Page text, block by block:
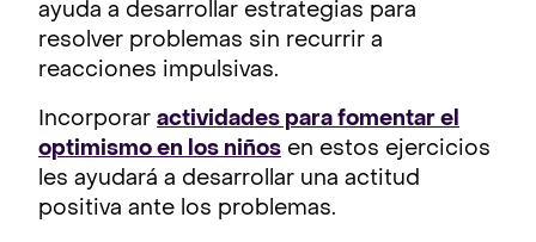
ayuda a desarrollar estrategias para
resolver problemas sin recurrir a
reacciones impulsivas.
Incorporar actividades para fomentar el
optimismo en los niños en estos ejercicios
les ayudará a desarrollar una actitud
positiva ante los problemas.